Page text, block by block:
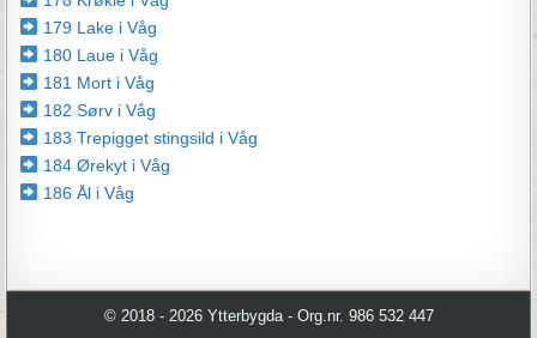
179 Lake i Våg
180 Laue i Våg
181 Mort i Våg
182 Sørv i Våg
183 Trepigget stingsild i Våg
184 Ørekyt i Våg
186 Ål i Våg
© 2018 - 2026 Ytterbygda - Org.nr. 986 532 447